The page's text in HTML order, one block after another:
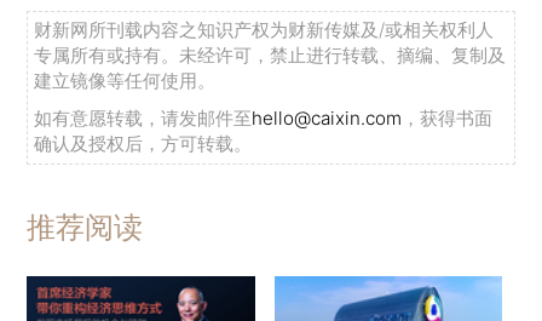
财新网所刊载内容之知识产权为财新传媒及/或相关权利人
专属所有或持有。未经许可，禁止进行转载、摘编、复制及
建立镜像等任何使用。
如有意愿转载，请发邮件至hello@caixin.com ，获得书面
确认及授权后，方可转载。
推荐阅读